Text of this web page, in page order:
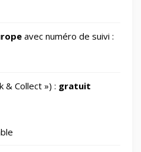
stands
avec numéro de suivi :
& Collect ») : gratuit